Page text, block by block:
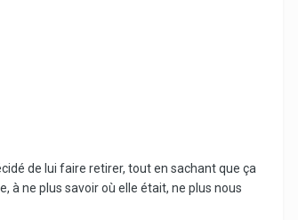
de lui faire retirer, tout en sachant que ça
à ne plus savoir où elle était, ne plus nous